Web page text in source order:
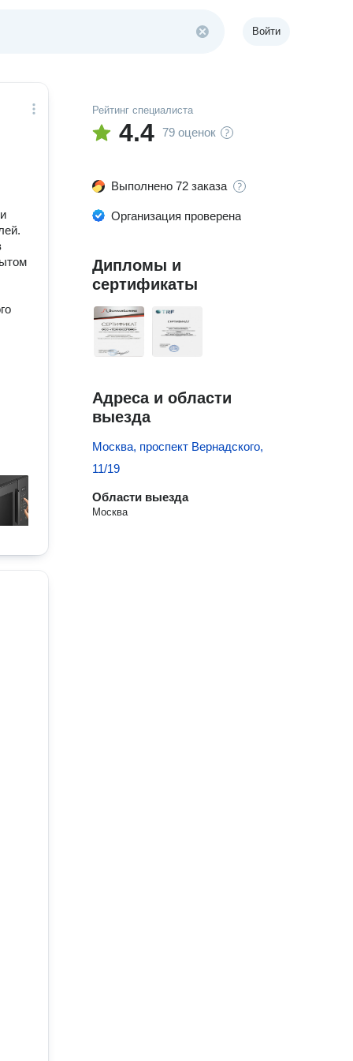
Войти
Рейтинг специалиста
4.4 79 оценок
Выполнено 72 заказа
Организация проверена
Дипломы и
сертификаты
Адреса и области
выезда
Москва, проспект Вернадского,
11/19
Области выезда
Москва